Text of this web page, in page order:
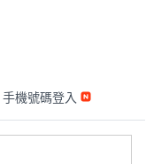
手機號碼登入